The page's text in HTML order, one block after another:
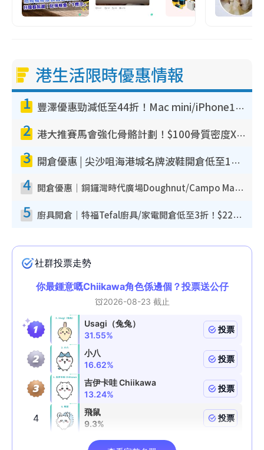
港生活限時優惠情報
1 豐澤優惠勁減低至44折！Mac mini/iPhone17Pro大減價！廚房家電$220起
2 港大推賽馬會強化骨骼計劃！$100骨質密度X光檢查 完成免費運動訓練送超市禮券！附參加資格
3 開倉優惠 | 尖沙咀海港城名牌波鞋開倉低至1折！On鞋$899起／Joy&Peace鞋履$98起
4 開倉優惠｜銅鑼灣時代廣場Doughnut/Campo Marzio開倉低至1折！背囊、書包、手袋劈價$200起
5 廚具開倉｜特福Tefal廚具/家電開倉低至3折！$220起買平底鍋/炒鑊/湯煲！電飯煲/吸塵機/燙斗$418起